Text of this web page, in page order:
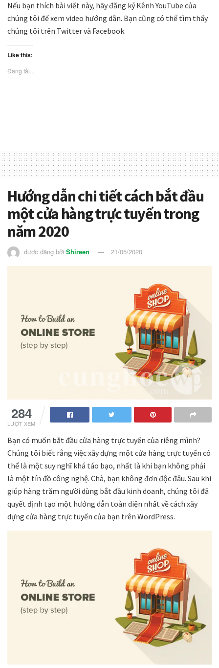
Nếu bạn thích bài viết này, hãy đăng ký Kênh YouTube của
chúng tôi để xem video hướng dẫn. Bạn cũng có thể tìm thấy
chúng tôi trên Twitter và Facebook.
Like this:
Đang tải...
Hướng dẫn chi tiết cách bắt đầu
một cửa hàng trực tuyến trong
năm 2020
được đăng bởi Shireen 21/05/2020
284
LƯỢT XEM
Bạn có muốn bắt đầu cửa hàng trực tuyến của riêng mình?
Chúng tôi biết rằng việc xây dựng một cửa hàng trực tuyến có
thể là một suy nghĩ khá táo bạo, nhất là khi bạn không phải
là một tín đồ công nghệ. Chà, bạn không đơn độc đâu. Sau khi
giúp hàng trăm người dùng bắt đầu kinh doanh, chúng tôi đã
quyết định tạo một hướng dẫn toàn diện nhất về cách xây
dựng cửa hàng trực tuyến của bạn trên WordPress.